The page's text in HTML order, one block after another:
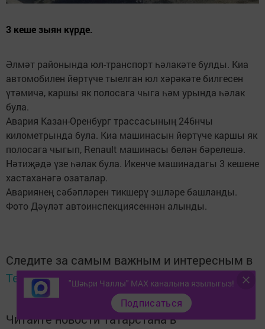
3 кеше зыян күрде.
Әлмәт районында юл-транспорт һәлакәте булды. Киа
автомобилен йөртүче тыелган юл хәрәкәте билгесен
үтәмичә, каршы як полосага чыга һәм урында һәлак
була.
Авария Казан-Оренбург трассасының 246нчы
километрында була. Киа машинасын йөртүче каршы як
полосага чыгып, Renault машинасы белән бәрелешә.
Нәтиҗәдә үзе һәлак була. Икенче машинадагы 3 кешене
хастаханәгә озаталар.
Авариянең сәбәпләрен тикшерү эшләре башланды.
Фото Дәүләт автоинспекциясеннән алынды.
Следите за самым важным и интересным в
Telegram-канале Татмедиа
Читайте новости Татарстана в
"Шәһри Чаллы" MAX каналына язылыгыз!
Подписаться